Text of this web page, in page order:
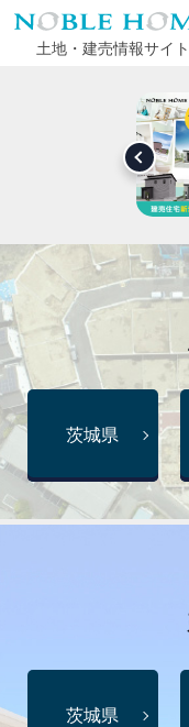
土地・建売情報サイト
茨城県
茨城県